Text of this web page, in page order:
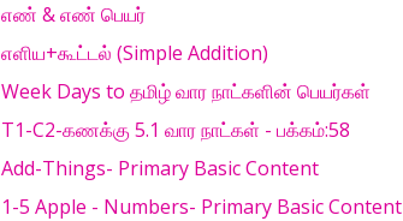
எண் & எண் பெயர்
எளிய+கூட்டல் (Simple Addition)
Week Days to தமிழ் வார நாட்களின் பெயர்கள்
T1-C2-கணக்கு 5.1 வார நாட்கள் - பக்கம்:58
Add-Things- Primary Basic Content
1-5 Apple - Numbers- Primary Basic Content